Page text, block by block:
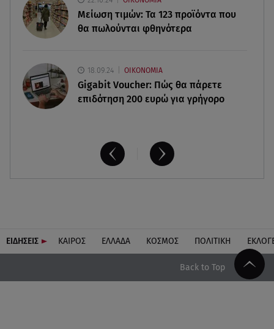
γιαγιάδες να πάρουν 500€ τον μήνα
Μείωση τιμών: Τα 123 προϊόντα που
θα πωλούνται φθηνότερα
18.09.24 ΟΙΚΟΝΟΜΙΑ
Gigabit Voucher: Πώς θα πάρετε
επιδότηση 200 ευρώ για γρήγορο
ΕΙΔΗΣΕΙΣ ΚΑΙΡΟΣ ΕΛΛΑΔΑ ΚΟΣΜΟΣ ΠΟΛΙΤΙΚΗ
Back to Top